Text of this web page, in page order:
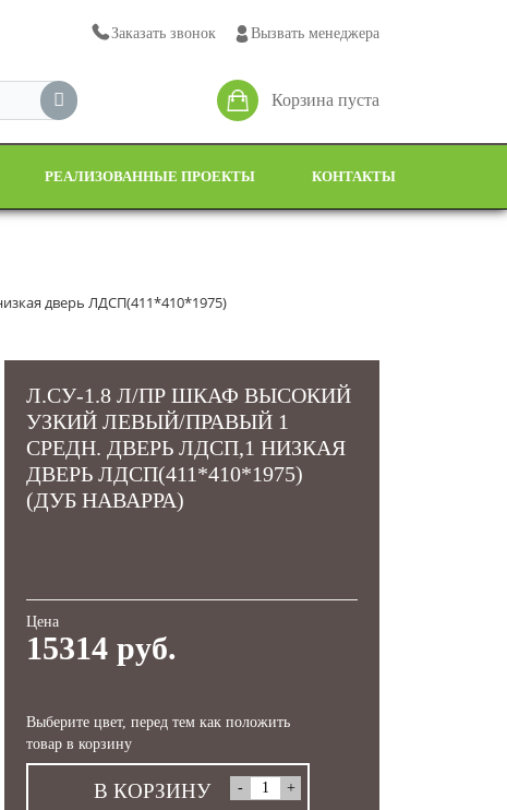
Заказать звонок Вызвать менеджера
Корзина пуста
РЕАЛИЗОВАННЫЕ ПРОЕКТЫ КОНТАКТЫ
дверь ЛДСП(411*410*1975)
Л.СУ-1.8 Л/ПР ШКАФ ВЫСОКИЙ
УЗКИЙ ЛЕВЫЙ/ПРАВЫЙ 1
СРЕДН. ДВЕРЬ ЛДСП,1 НИЗКАЯ
ДВЕРЬ ЛДСП(411*410*1975)
(ДУБ НАВАРРА)
Цена
15314 руб.
Выберите цвет, перед тем как положить
товар в корзину
В КОРЗИНУ